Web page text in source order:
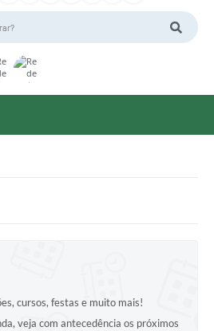
cursos, festas e muito mais!
veja com antecedência os próximos